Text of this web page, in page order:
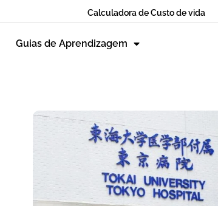
Calculadora de Custo de vida
Guias de Aprendizagem